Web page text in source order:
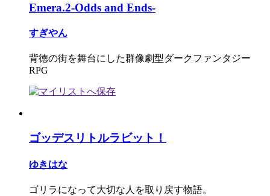
Emera.2-Odds and Ends-
すぎやん
背徳の街を舞台にした群像劇型ダークファンタジー
RPG
ゴッデスリトルラビット！
ゆきはな
ゴリラになって大切な人を取り戻す物語。